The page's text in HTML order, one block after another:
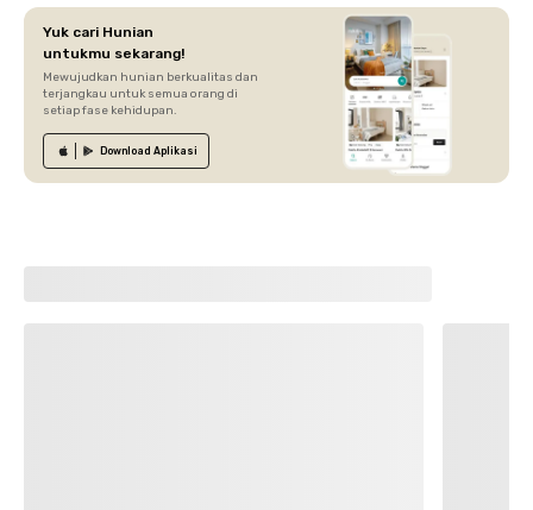
Yuk cari Hunian
untukmu sekarang!
Mewujudkan hunian berkualitas dan
terjangkau untuk semua orang di
setiap fase kehidupan.
Download Aplikasi